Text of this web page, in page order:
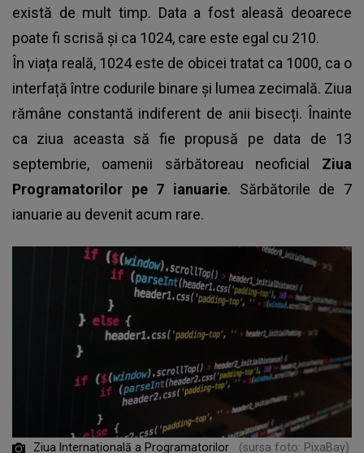
există de mult timp. Data a fost aleasă deoarece
poate fi scrisă și ca 1024, care este egal cu 210.
În viața reală, 1024 este de obicei tratat ca 1000, ca o
interfață între codurile binare și lumea zecimală. Ziua
rămâne constantă indiferent de anii bisecți. Înainte
ca ziua aceasta să fie propusă pe data de 13
septembrie, oamenii sărbătoreau neoficial Ziua
Programatorilor pe 7 ianuarie. Sărbătorile de 7
ianuarie au devenit acum rare.
Ziua Internațională a Programatorilor (sursa foto: PixaBay)